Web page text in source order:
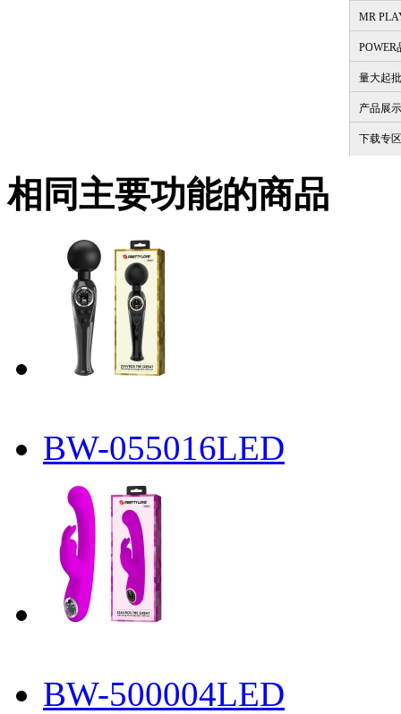
MR
POWER
量大起批
产品展
下载专区
相同主要功能的商品
BW-055016LED
BW-500004LED